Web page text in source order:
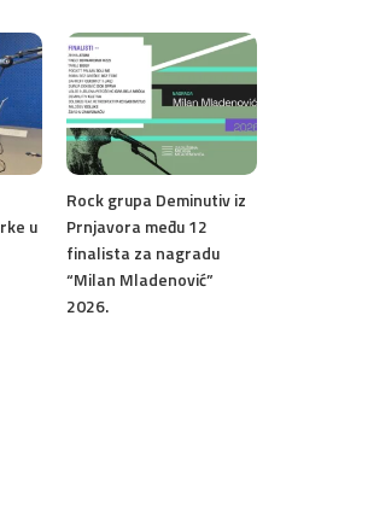
u
Rock grupa Deminutiv iz
Prnjavora među 12
finalista za nagradu
“Milan Mladenović”
2026.